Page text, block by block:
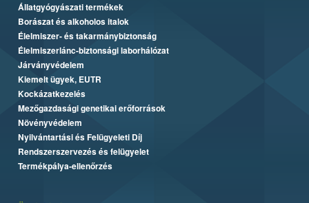
Állatgyógyászati termékek
Borászat és alkoholos italok
Élelmiszer- és takarmánybiztonság
Élelmiszerlánc-biztonsági laborhálózat
Járványvédelem
Kiemelt ügyek, EUTR
Kockázatkezelés
Mezőgazdasági genetikai erőforrások
Növényvédelem
Nyilvántartási és Felügyeleti Díj
Rendszerszervezés és felügyelet
Termékpálya-ellenőrzés